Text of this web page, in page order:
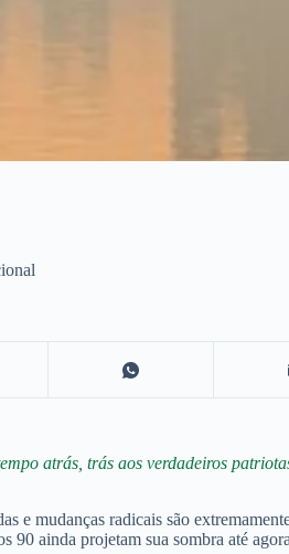
atrás, trás aos verdadeiros
e mudanças radicais são
90 ainda projetam sua sombra até